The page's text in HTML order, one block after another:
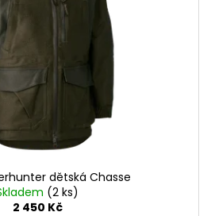
dětská Chasse
(2 ks)
2 450 Kč